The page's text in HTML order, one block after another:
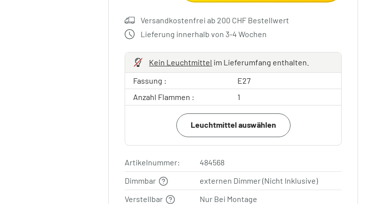
Versandkostenfrei ab 200 CHF Bestellwert
Lieferung innerhalb von 3-4 Wochen
Kein Leuchtmittel im Lieferumfang enthalten.
Fassung :
E27
Anzahl Flammen :
1
Leuchtmittel auswählen
Artikelnummer:
484568
Dimmbar
externen Dimmer (Nicht Inklusive)
Verstellbar
Nur Bei Montage